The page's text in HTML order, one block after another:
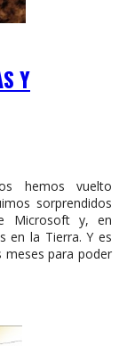
Y
hemos vuelto
sorprendidos
Microsoft y, en
en la Tierra. Y es
meses para poder